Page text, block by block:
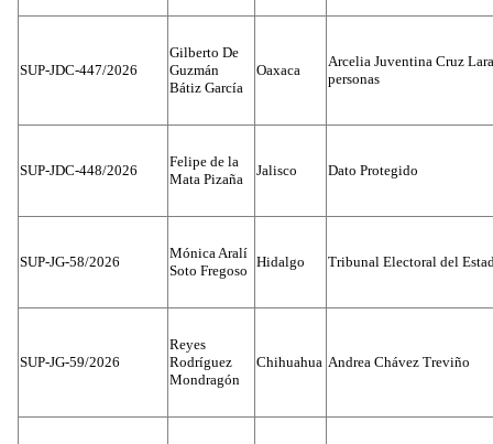
SUP-JDC-447/2026
Gilberto De
Guzmán
Bátiz García
Oaxaca
Arcelia Juventina Cruz
personas
SUP-JDC-448/2026
Felipe de la
Mata Pizaña
Jalisco Dato Protegido
SUP-JG-58/2026
Mónica Aralí
Soto Fregoso
Hidalgo Tribunal Electoral del
SUP-JG-59/2026
Reyes
Rodríguez
Mondragón
Chihuahua Andrea Chávez Treviño